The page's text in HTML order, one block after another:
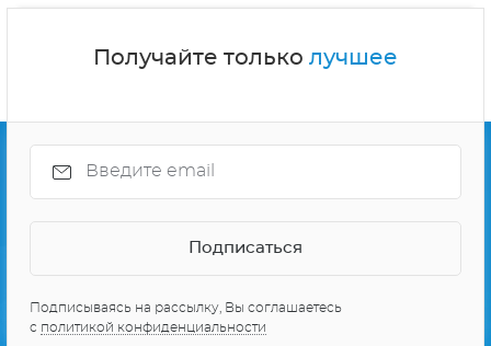
Получайте только лучшее
Подписываясь на рассылку, Вы соглашаетесь
с политикой конфиденциальности